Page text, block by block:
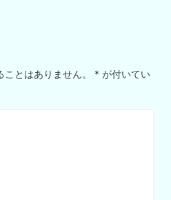
とはありません。 * が付いてい